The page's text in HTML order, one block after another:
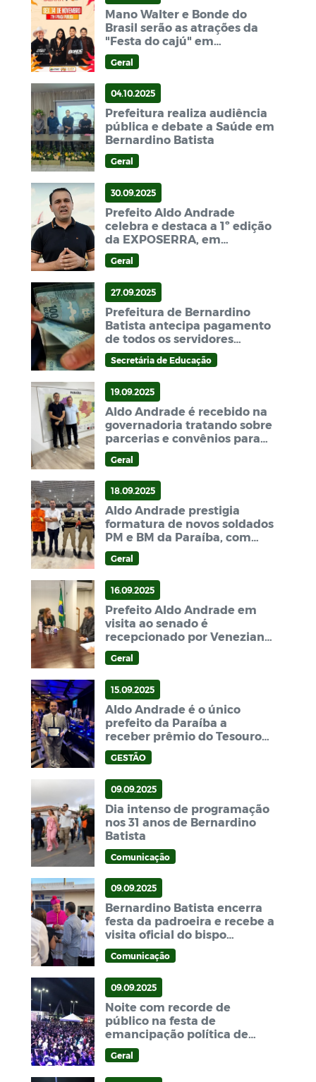
Mano Walter e Bonde do
Brasil serão as atrações da
"Festa do cajú" em
Bernardino Batista
Geral
04.10.2025
Prefeitura realiza audiência
pública e debate a Saúde em
Bernardino Batista
Geral
30.09.2025
Prefeito Aldo Andrade
celebra e destaca a 1º edição
da EXPOSERRA, em
Bernardino Batista
Geral
27.09.2025
Prefeitura de Bernardino
Batista antecipa pagamento
de todos os servidores
referente a setembro
Secretária de Educação
19.09.2025
Aldo Andrade é recebido na
governadoria tratando sobre
parcerias e convênios para
Bernardino Batista
Geral
18.09.2025
Aldo Andrade prestigia
formatura de novos soldados
PM e BM da Paraíba, com
destaque para jovens de
Bernardino Batista.
Geral
16.09.2025
Prefeito Aldo Andrade em
visita ao senado é
recepcionado por Veneziano,
Efraim e Daniela
Geral
15.09.2025
Aldo Andrade é o único
prefeito da Paraíba a
receber prêmio do Tesouro
Nacional durante evento em
Brasília
GESTÃO
09.09.2025
Dia intenso de programação
nos 31 anos de Bernardino
Batista
Comunicação
09.09.2025
Bernardino Batista encerra
festa da padroeira e recebe a
visita oficial do bispo
diocesano
Comunicação
09.09.2025
Noite com recorde de
público na festa de
emancipação política de
Bernardino Batista
Geral